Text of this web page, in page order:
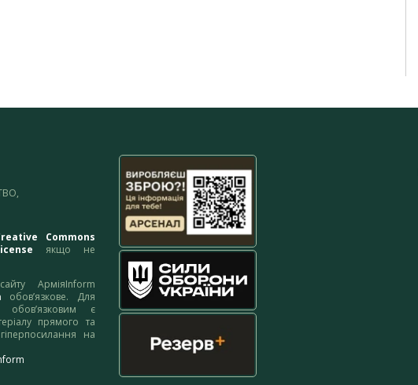
Commons
якщо не
АрміяInform
обов’язкове. Для
обов’язковим є
прямого та
на